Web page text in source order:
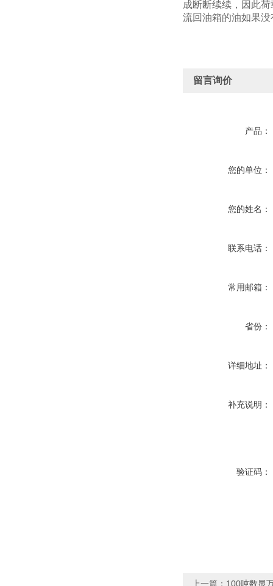
成断断续续，因此
流回油箱的油如果没
留言询价
产品：
您的单位：
您的姓名：
联系电话：
常用邮箱：
省份：
详细地址：
补充说明：
验证码：
上一篇： 100吨数显